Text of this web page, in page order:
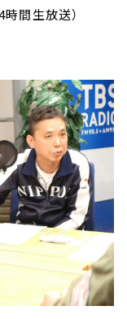
間生放送）